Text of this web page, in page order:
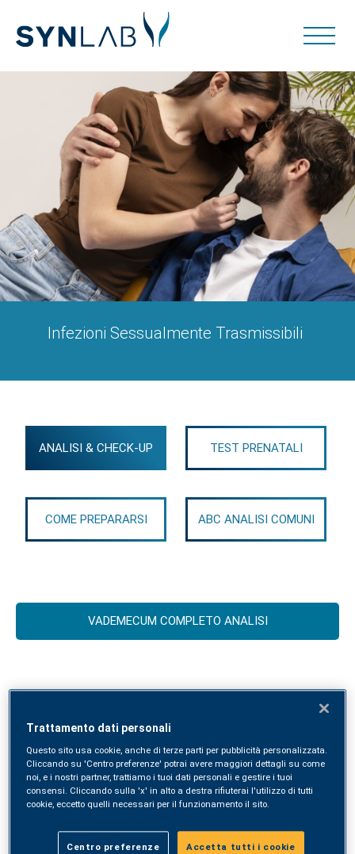
Infezioni Sessualmente Trasmissibili
ANALISI & CHECK-UP TEST PRENATALI
COME PREPARARSI ABC ANALISI COMUNI
VADEMECUM COMPLETO ANALISI
Trasmissibili
I test che permettono di
diagnosticare le principali infezioni
sessualmente trasmissibili (IST), sia
Trattamento dati personali
Questo sito usa cookie, anche di terze parti per pubblicità personalizzata.
Cliccando su 'Centro preferenze' potrai avere maggiori dettagli su come
noi, e i nostri partner, trattiamo i tuoi dati personali e gestire i tuoi
consensi. Cliccando sulla 'x' in alto a destra rifiuterai l'utilizzo di tutti
cookie, eccetto quelli necessari per il funzionamento il sito.
Centro preferenze Accetta tutti i cookie